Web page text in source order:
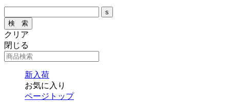
クリア
閉じる
新入荷
お気に入り
ページトップ